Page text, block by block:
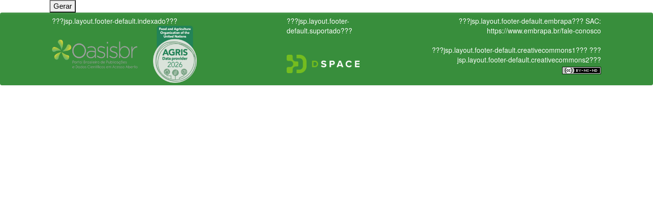
???jsp.layout.footer-default.indexado???
???jsp.layout.footer-
default.suportado???
???jsp.layout.footer-default.embrapa??? SAC:
https://www.embrapa.br/fale-conosco
???jsp.layout.footer-default.creativecommons1??? ???
jsp.layout.footer-default.creativecommons2???